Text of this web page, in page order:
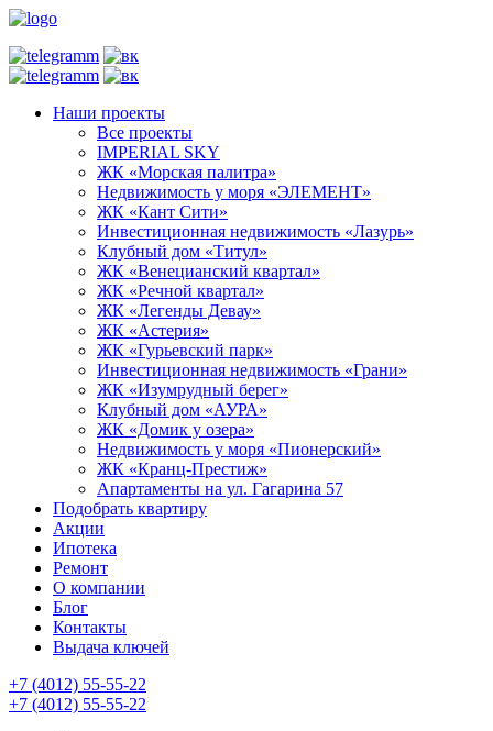
Наши проекты
Все проекты
IMPERIAL SKY
ЖК «Морская палитра»
Недвижимость у моря «ЭЛЕМЕНТ»
ЖК «Кант Сити»
Инвестиционная недвижимость «Лазурь»
Клубный дом «Титул»
ЖК «Венецианский квартал»
ЖК «Речной квартал»
ЖК «Легенды Девау»
ЖК «Астерия»
ЖК «Гурьевский парк»
Инвестиционная недвижимость «Грани»
ЖК «Изумрудный берег»
Клубный дом «АУРА»
ЖК «Домик у озера»
Недвижимость у моря «Пионерский»
ЖК «Кранц-Престиж»
Апартаменты на ул. Гагарина 57
Подобрать квартиру
Акции
Ипотека
Ремонт
О компании
Блог
Контакты
Выдача ключей
+7 (4012) 55-55-22
+7 (4012) 55-55-22